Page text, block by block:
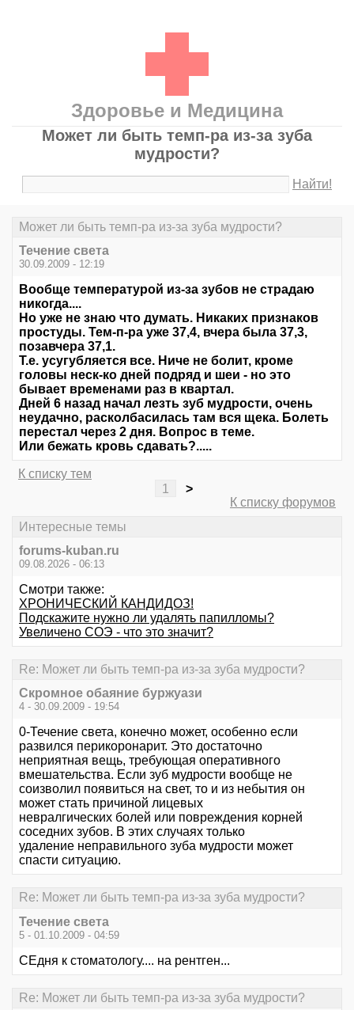
Здоровье и Медицина
Может ли быть темп-ра из-за зуба
мудрости?
Найти!
Может ли быть темп-ра из-за зуба мудрости?
Течение света
30.09.2009 - 12:19
Вообще температурой из-за зубов не страдаю
никогда....
Но уже не знаю что думать. Никаких признаков
простуды. Тем-п-ра уже 37,4, вчера была 37,3,
позавчера 37,1.
Т.е. усугубляется все. Ниче не болит, кроме
головы неск-ко дней подряд и шеи - но это
бывает временами раз в квартал.
Дней 6 назад начал лезть зуб мудрости, очень
неудачно, расколбасилась там вся щека. Болеть
перестал через 2 дня. Вопрос в теме.
Или бежать кровь сдавать?.....
К списку тем
1
>
К списку форумов
Интересные темы
forums-kuban.ru
09.08.2026 - 06:13
Смотри также:
ХРОНИЧЕСКИЙ КАНДИДОЗ!
Подскажите нужно ли удалять папилломы?
Увеличено СОЭ - что это значит?
Re: Может ли быть темп-ра из-за зуба мудрости?
Скромное обаяние буржуази
4 - 30.09.2009 - 19:54
0-Течение света, конечно может, особенно если
развился перикоронарит. Это достаточно
неприятная вещь, требующая оперативного
вмешательства. Если зуб мудрости вообще не
соизволил появиться на свет, то и из небытия он
может стать причиной лицевых
невралгических болей или повреждения корней
соседних зубов. В этих случаях только
удаление неправильного зуба мудрости может
спасти ситуацию.
Re: Может ли быть темп-ра из-за зуба мудрости?
Течение света
5 - 01.10.2009 - 04:59
СЕдня к стоматологу.... на рентген...
Re: Может ли быть темп-ра из-за зуба мудрости?